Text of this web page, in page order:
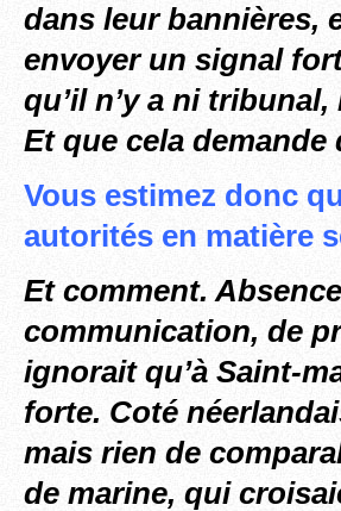
dans leur bannières,
envoyer un signal
qu’il n’y a ni
Et que cela demande
Vous estimez donc
autorités en matière
Et comment.
communication, de
ignorait qu’à Saint-
forte. Coté
mais rien de
de marine, qui